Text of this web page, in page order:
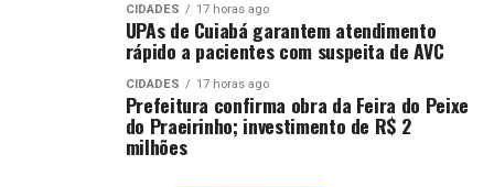
CIDADES 17 horas ago
UPAs de Cuiabá garantem atendimento
rápido a pacientes com suspeita de AVC
CIDADES 17 horas ago
Prefeitura confirma obra da Feira do Peixe
do Praeirinho; investimento de R$ 2
milhões